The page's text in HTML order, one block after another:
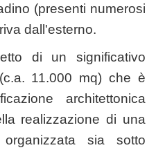
(presenti numerosi
dall'esterno.
di un significativo
11.000 mq) che è
architettonica
realizzazione di una
sia sotto